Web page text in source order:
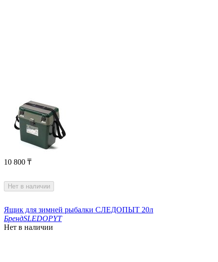
10 800 ₸
Нет в наличии
Ящик для зимней рыбалки СЛЕДОПЫТ 20л
БрендSLEDOPYT
Нет в наличии